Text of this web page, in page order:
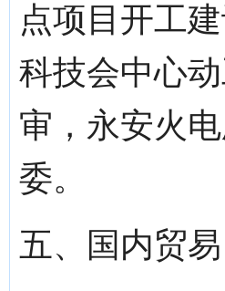
点项目开工
科技会中心
审，永安火
委。
五、国内贸易